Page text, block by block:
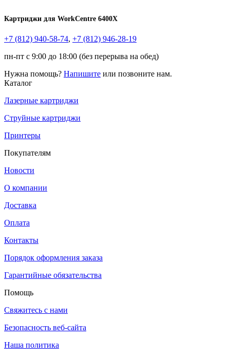
Картриджи для WorkCentre 6400X
+7 (812) 940-58-74, +7 (812) 946-28-19
пн-пт с 9:00 до 18:00 (без перерыва на обед)
Нужна помощь? Напишите или позвоните нам.
Каталог
Лазерные картриджи
Струйные картриджи
Принтеры
Покупателям
Новости
О компании
Доставка
Оплата
Контакты
Порядок оформления заказа
Гарантийные обязательства
Помощь
Свяжитесь с нами
Безопасность веб-сайта
Наша политика